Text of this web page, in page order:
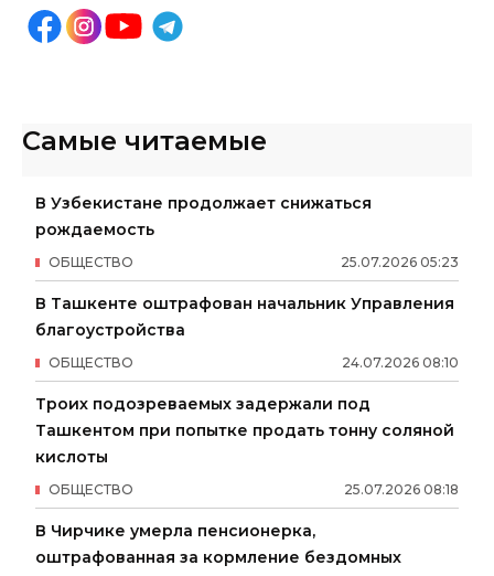
Самые читаемые
В Узбекистане продолжает снижаться
рождаемость
25.07.2026 05:23
ОБЩЕСТВО
В Ташкенте оштрафован начальник Управления
благоустройства
24.07.2026 08:10
ОБЩЕСТВО
Троих подозреваемых задержали под
Ташкентом при попытке продать тонну соляной
кислоты
25.07.2026 08:18
ОБЩЕСТВО
В Чирчике умерла пенсионерка,
оштрафованная за кормление бездомных